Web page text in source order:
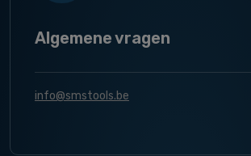
Algemene vragen
info@smstools.be